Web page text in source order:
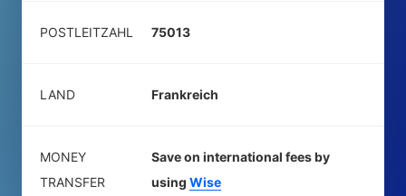
POSTLEITZAHL 75013
LAND Frankreich
MONEY
TRANSFER
Save on international fees by
using Wise